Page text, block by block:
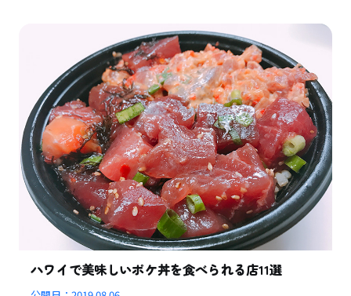
ハワイで美味しいポケ丼を食べられる店11選